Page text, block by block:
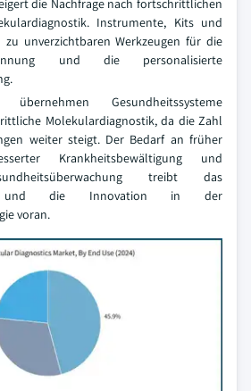
die Nachfrage nach fortschrittlichen
Instrumente, Kits und
zu unverzichtbaren Werkzeugen für die
und die personalisierte
Gesundheitssysteme
Molekulardiagnostik, da die Zahl
weiter steigt. Der Bedarf an früher
Krankheitsbewältigung und
treibt das
und die Innovation in der
voran.